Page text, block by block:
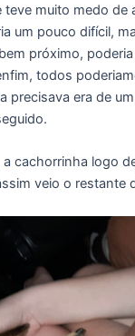
teve muito medo de
um pouco difícil,
próximo,
todos
precisava era de
cachorrinha logo
veio o restante